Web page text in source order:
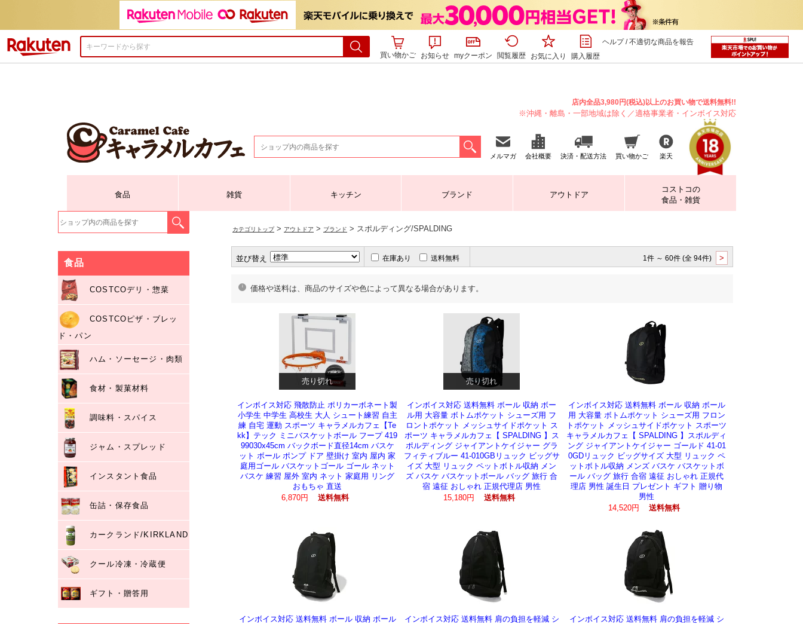
買い物かご
お知らせ myクーポン 閲覧履歴 お気に入り 購入履歴
ヘルプ/不適切な商品を報告
店内全品3,980円(税込)以上のお買い物で送料無料!!
※沖縄・離島・一部地域は除く／適格事業者・インボイス対応
メルマガ 会社概要 決済・配送方法 買い物かご 楽天
食品 雑貨 キッチン ブランド アウトドア
コストコの
食品・雑貨
食品
COSTCOデリ・惣菜
COSTCOピザ・ブレッ
ド・パン
ハム・ソーセージ・肉類
食材・製菓材料
調味料・スパイス
ジャム・スプレッド
インスタント食品
缶詰・保存食品
カークランド/KIRKLAND
クール冷凍・冷蔵便
ギフト・贈答用
カテゴリトップ> アウトドア > ブランド > スポルディング/SPALDING
並び替え 在庫あり 送料無料 1件 ～ 60件 (全 94件) >
価格や送料は、商品のサイズや色によって異なる場合があります。
売り切れ 売り切れ
インボイス対応 飛散防止 ポリカーボネート製
小学生 中学生 高校生 大人 シュート練習 自主
練 自宅 運動 スポーツ キャラメルカフェ【Te
kk】テック ミニバスケットボール フープ 419
99030x45cm バックボード直径14cm バスケ
ット ボール ポンプ ドア 壁掛け 室内 屋内 家
庭用ゴール バスケットゴール ゴール ネット
バスケ 練習 屋外 室内 ネット 家庭用 リング
おもちゃ 直送
6,870円
送料無料
インボイス対応 送料無料 ボール 収納 ボー
ル用 大容量 ボトムポケット シューズ用 フ
ロントポケット メッシュサイドポケット ス
ポーツ キャラメルカフェ【 SPALDING 】ス
ポルディング ジャイアントケイジャー グラ
フィティブルー 41-010GBリュック ビッグサ
イズ 大型 リュック ペットボトル収納 メン
ズ バスケ バスケットボール バッグ 旅行 合
宿 遠征 おしゃれ 正規代理店 男性
15,180円
送料無料
インボイス対応 送料無料 ボール 収納 ボール
用 大容量 ボトムポケット シューズ用 フロン
トポケット メッシュサイドポケット スポーツ
キャラメルカフェ【 SPALDING 】スポルディ
ング ジャイアントケイジャー ゴールド 41-01
0GDリュック ビッグサイズ 大型 リュック ペ
ットボトル収納 メンズ バスケ バスケットボ
ール バッグ 旅行 合宿 遠征 おしゃれ 正規代
理店 男性 誕生日 プレゼント ギフト 贈り物
男性
14,520円
送料無料
インボイス対応 送料無料 ボール 収納 ボール
インボイス対応 送料無料 肩の負担を軽減 シ
インボイス対応 送料無料 肩の負担を軽減 シ